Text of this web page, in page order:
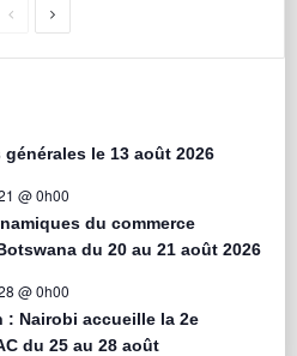
le 13 août 2026
@ 0h00
du commerce
du 20 au 21 août 2026
@ 0h00
: Nairobi accueille la 2e
du 25 au 28 août